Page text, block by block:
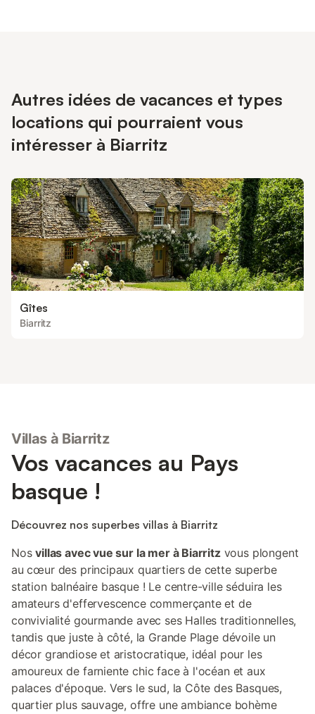
Autres idées de vacances et types
locations qui pourraient vous
intéresser à Biarritz
Gîtes
Biarritz
Villas à Biarritz
Vos vacances au Pays
basque !
Découvrez nos superbes villas à Biarritz
Nosvillas avec vue sur la mer à Biarritzvous plongent
au cœur des principaux quartiers de cette superbe
station balnéaire basque ! Le centre-ville séduira les
amateurs d'effervescence commerçante et de
convivialité gourmande avec ses Halles traditionnelles,
tandis que juste à côté, la Grande Plage dévoile un
décor grandiose et aristocratique, idéal pour les
amoureux de farniente chic face à l'océan et aux
palaces d'époque. Vers le sud, la Côte des Basques,
quartier plus sauvage, offre une ambiance bohème